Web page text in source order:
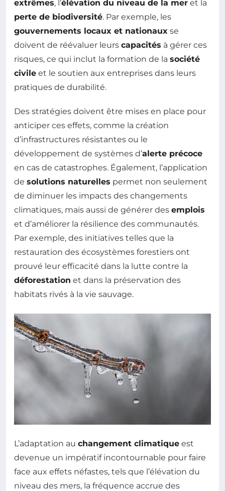
extrêmes, l’élévation du niveau de la mer et la
perte de biodiversité. Par exemple, les
gouvernements locaux et nationaux se
doivent de réévaluer leurs capacités à gérer ces
risques, ce qui inclut la formation de la société
civile et le soutien aux entreprises dans leurs
pratiques de durabilité.
Des stratégies doivent être mises en place pour
anticiper ces effets, comme la création
d’infrastructures résistantes ou le
développement de systèmes d’alerte précoce
en cas de catastrophes. Également, l’application
de solutions naturelles permet non seulement
de diminuer les impacts des changements
climatiques, mais aussi de générer des emplois
et d’améliorer la résilience des communautés.
Par exemple, des initiatives telles que la
restauration des écosystèmes forestiers ont
prouvé leur efficacité dans la lutte contre la
déforestation et dans la préservation des
habitats rivés à la vie sauvage.
L’adaptation au changement climatique est
devenue un impératif incontournable pour faire
face aux effets néfastes, tels que l’élévation du
niveau des mers, la fréquence accrue des